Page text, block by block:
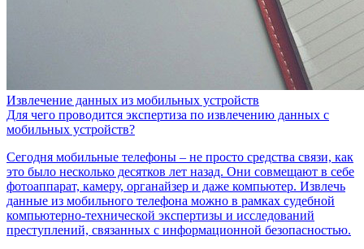
Извлечение данных из мобильных устройств
Для чего проводится экспертиза по извлечению данных с
мобильных устройств?
Сегодня мобильные телефоны – не просто средства связи, как
это было несколько десятков лет назад. Они совмещают в себе
фотоаппарат, камеру, органайзер и даже компьютер. Извлечь
данные из мобильного телефона можно в рамках судебной
компьютерно-технической экспертизы и исследований
преступлений, связанных с информационной безопасностью.